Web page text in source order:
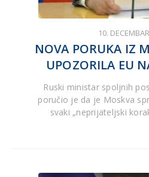
10.
NOVA PORUKA IZ
UPOZORILA EU
Ruski ministar spoljnih
poručio je da je Moskva
svaki „neprijateljski